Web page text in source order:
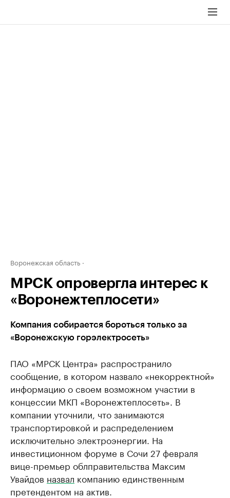
Воронежская область
МРСК опровергла интерес к
«Воронежтеплосети»
Компания собирается бороться только за
«Воронежскую горэлектросеть»
ПАО «МРСК Центра» распространило
сообщение, в котором назвало «некорректной»
информацию о своем возможном участии в
концессии МКП «Воронежтеплосеть». В
компании уточнили, что занимаются
транспортировкой и распределением
исключительно электроэнергии. На
инвестиционном форуме в Сочи 27 февраля
вице-премьер облправительства Максим
Увайдов назвал компанию единственным
претендентом на актив.